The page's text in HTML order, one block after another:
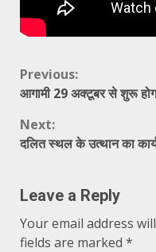
Continue
Previous:
आगामी 29 अक्टूबर से शुरू
Next:
दलित स्थल के उत्थान का
Leave a Reply
Your email address
fields are marked *